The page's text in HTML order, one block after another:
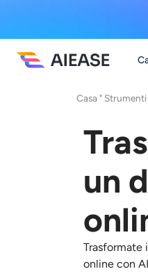
Casa "
un
Trasformate
online con